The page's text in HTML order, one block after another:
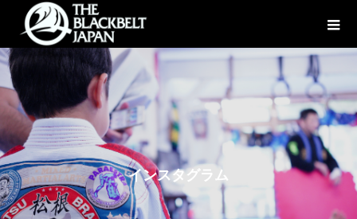
インスタグラ ム